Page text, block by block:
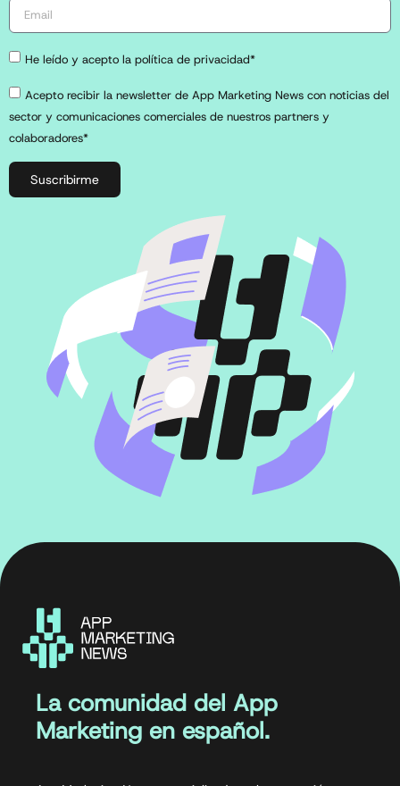
He leído y acepto la política de privacidad*
Acepto recibir la newsletter de App Marketing News con noticias del
sector y comunicaciones comerciales de nuestros partners y
colaboradores*
Suscribirme
La comunidad del App
Marketing en español.